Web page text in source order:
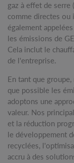
gaz à effet de serre
comme directes ou
également
les émissions de
Cela inclut le
de l'entreprise.
En tant que
que possible les
adoptons une
valeur. Nos
et la réduction
le développement
recyclées,
accru à des